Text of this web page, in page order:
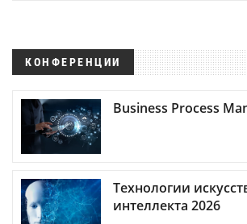
КОНФЕРЕНЦИИ
Business Process
Технологии
интеллекта 2026